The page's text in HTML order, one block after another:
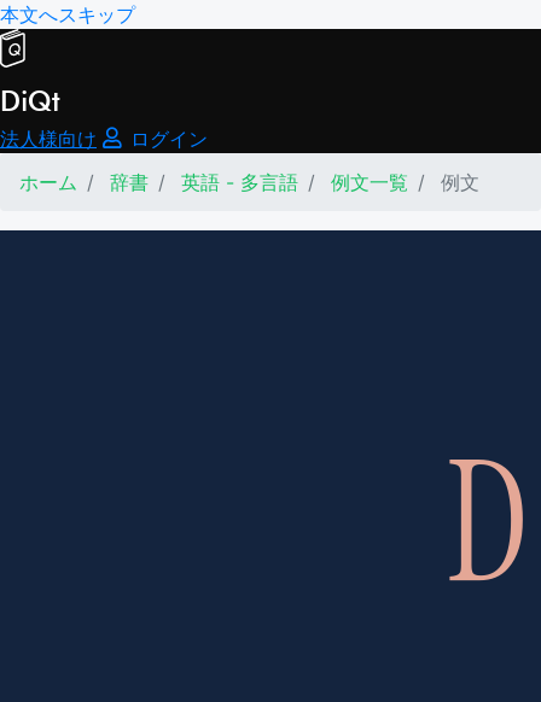
本文へスキップ
DiQt
法人様向け
ログイン
ホーム
辞書 英語 - 多言語 例文一覧 例文